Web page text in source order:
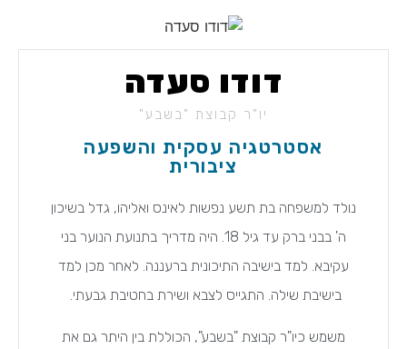
דודו סעדה
יו"ר קבוצת "בשבע"
אסטרטגיה עסקית והשפעה
ציבורית
נולד למשפחה בת תשע נפשות לאינס ואליהו, גדל בשיכון
ה' בבני ברק עד גיל 18. היה מדריך בתנועת הנוער בני
עקיבא. למד בישיבה התיכונית ברעננה. לאחר מכן למד
בישיבת שילה. התגייס לצבא ושירת בחטיבת גבעתי.
משמש כיו"ר קבוצת "בשבע", הכוללת בין היתר גם את